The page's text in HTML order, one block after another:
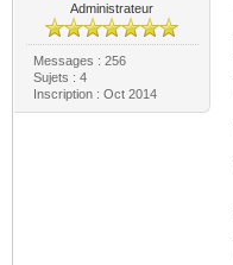
Administrateur
Messages : 256
Sujets : 4
Inscription : Oct 2014